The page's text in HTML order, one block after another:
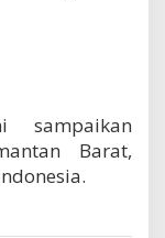
sampaikan
Barat,